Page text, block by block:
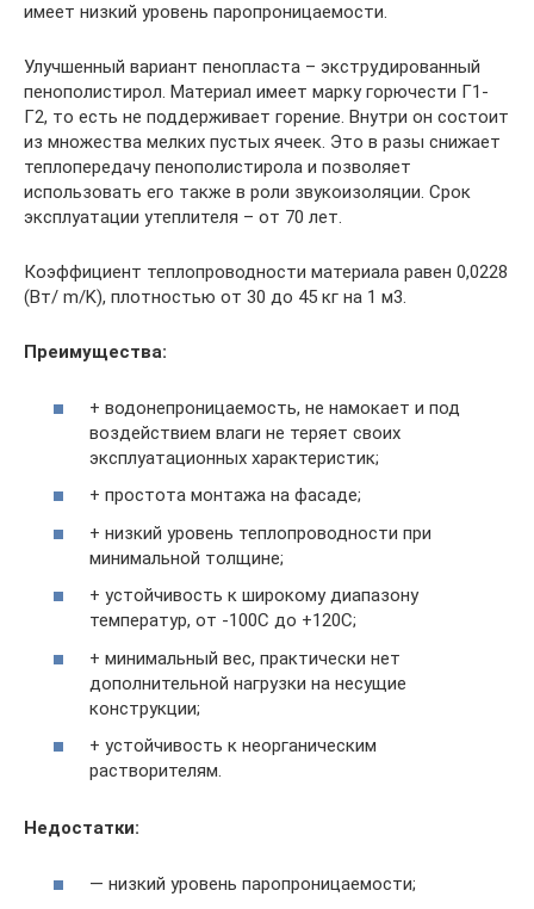
имеет низкий уровень паропроницаемости.
Улучшенный вариант пенопласта – экструдированный
пенополистирол. Материал имеет марку горючести Г1-
Г2, то есть не поддерживает горение. Внутри он состоит
из множества мелких пустых ячеек. Это в разы снижает
теплопередачу пенополистирола и позволяет
использовать его также в роли звукоизоляции. Срок
эксплуатации утеплителя – от 70 лет.
Коэффициент теплопроводности материала равен 0,0228
(Вт/ m/K), плотностью от 30 до 45 кг на 1 м3.
Преимущества:
+ водонепроницаемость, не намокает и под
воздействием влаги не теряет своих
эксплуатационных характеристик;
+ простота монтажа на фасаде;
+ низкий уровень теплопроводности при
минимальной толщине;
+ устойчивость к широкому диапазону
температур, от -100С до +120С;
+ минимальный вес, практически нет
дополнительной нагрузки на несущие
конструкции;
+ устойчивость к неорганическим
растворителям.
Недостатки:
— низкий уровень паропроницаемости;